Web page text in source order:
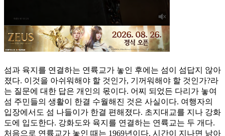
섬과 육지를 연결하는 연륙교가 놓인 후에는 섬이 섬답지 않아
졌다. 이것을 아쉬워해야 할 것인가, 기꺼워해야 할 것인가?라
는 질문에 대한 답은 개인의 몫이다. 어찌 되었든 다리가 놓여
섬 주민들의 생활이 한결 수월해진 것은 사실이다. 여행자의
입장에서도 섬 나들이가 한결 편해졌다. 초지대교를 지나 강화
도에 입도한다. 강화도와 육지를 연결하는 연륙교는 두 개다.
처음으로 연륙교가 놓인 때는 1969년이다. 시간이 지나면 낡아